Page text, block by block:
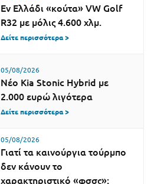
Εν Ελλάδι «κούτα» VW Golf
R32 με μόλις 4.600 χλμ.
Δείτε περισσότερα >
05/08/2026
Νέο Kia Stonic Hybrid με
2.000 ευρώ λιγότερα
Δείτε περισσότερα >
05/08/2026
Γιατί τα καινούργια τούρμπο
δεν κάνουν το
χαρακτηριστικό «φσσς»;